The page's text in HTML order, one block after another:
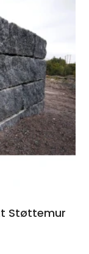
Støttemur